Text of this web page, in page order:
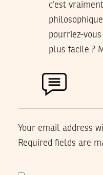
c’est
pourriez-
plus facile ?
Your email address
Required fields are